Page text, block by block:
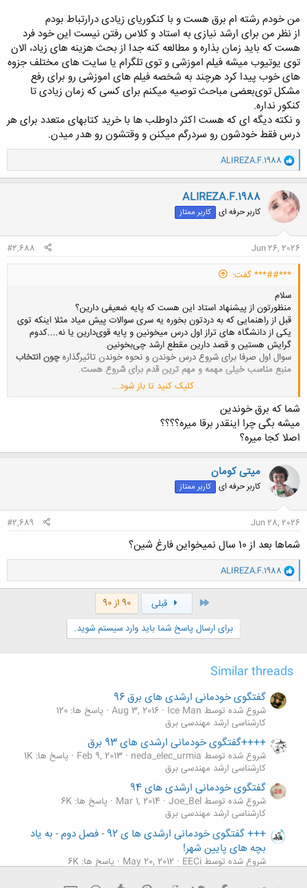
من خودم رشته ام برق هست و با کنکوریای زیادی درارتباط بودم
از نظر من برای ارشد نیازی به استاد و کلاس رفتن نیست این خود فرد
هست که باید زمان بذاره و مطالعه کنه جدا از بحث هزینه های زیاد، الان
توی‌ یوتیوب میشه فیلم اموزشی و توی تلگرام یا سایت های مختلف جزوه
های خوب پیدا کرد هرچند به شخصه فیلم های اموزشی رو برای رفع
مشکل توی‌بعضی مباحث توصیه میکنم برای کسی که زمان زیادی تا
کنکور‌ نداره.
و نکته دیگه ای که هست اکثر داوطلب ها با خرید کتابهای متعدد برای هر
درس فقط خودشون رو سردرگم میکنن و وقتشون رو هدر میدن.
و
ا
ک
ن
ش
ه
ا
ALIREZA.F.1988
ALIREZA.F.1988
کاربر حرفه ای کاربر ممتاز
Jun 26, 2026
#2,688
***##*** گفت:
سلام
منظورتون از پیشنهاد استاد این هست که پایه ضعیفی دارین؟
قبل از راهنمایی که به دردتون بخوره یه سری سوالات پیش میاد مثلا اینکه توی
یکی از دانشگاه های تراز اول درس میخونین و پایه قوی‌دارین یا نه....کدوم
گرایش هستین و قصد دارین مقطع ارشد چی‌بخونین
سوال اول‌ صرفا برای شروع درس خوندن و نحوه خوندن تاثیرگذارهچون انتخاب
منبع مناسب خیلی مهمه و مهم ترین قدم برای شروع هست.
من خودم رشته ام برق هست و با کنکوریای زیادی درارتباط بودم
از نظر من برای ارشد نیازی به استاد و کلاس رفتن نیست این خود فرد هست
که باید زمان بذاره و مطالعه کنه جدا از بحث هزینه های زیاد، الان توی‌ یوتیوب
میشه فیلم اموزشی و توی تلگرام یا سایت های مختلف جزوه های خوب پیدا
کرد هرچند به شخصه فیلم های اموزشی رو برای رفع مشکل توی‌بعضی مباحث
توصیه میکنم برای کسی که زمان زیادی تا کنکور‌ نداره.
و نکته دیگه ای که هست اکثر داوطلب ها با خرید کتابهای متعدد برای هر
درس فقط خودشون رو سردرگم میکنن و وقتشون رو هدر میدن.
کلیک کنید تا باز شود...
شما که برق خوندین
میشه بگی چرا اینقدر برقا میره؟؟؟؟
اصلا کجا میره؟
میتی کومان
کاربر حرفه ای کاربر ممتاز
Jun 28, 2026
#2,689
شماها بعد از 10 سال نمیخواین فارغ شین؟
و
ا
ک
ALIREZA.F.1988
اول قبلی
90 از 90
برای ارسال پاسخ شما باید وارد سیستم شوید.
Similar threads
گفتگوی خودمانی ارشدی های برق 96
شروع شده توسط Ice Man Aug 3, 2016 پاسخ ها: 120
کارشناسی ارشد مهندسی برق
++++گفتگوی خودمانی ارشدی های 93 برق
شروع شده توسط neda_elec_urmia Feb 9, 2013
پاسخ ها: 1K
کارشناسی ارشد مهندسی برق
گفتگوی خودمانی ارشدی های 94
شروع شده توسط Joe_Bel Mar 1, 2014
پاسخ ها: 6K
کارشناسی ارشد مهندسی برق
+++ گفتگوی خودمانی ارشدی ها ی 92 - فصل دوم - به یاد
بچه های پایین شهر!
شروع شده توسط EECi May 20, 2012
پاسخ ها: 6K